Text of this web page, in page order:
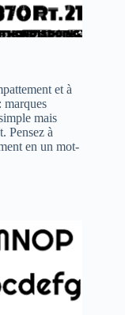
et à
marques
mais
Pensez à
en un mot-